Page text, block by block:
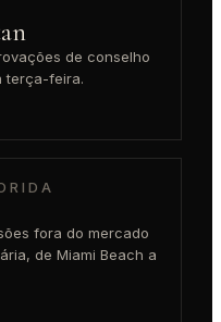
de conselho
terça-feira.
fora do mercado
de Miami Beach a